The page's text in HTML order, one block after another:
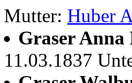
Mutter: Huber
Graser
11.03.1837